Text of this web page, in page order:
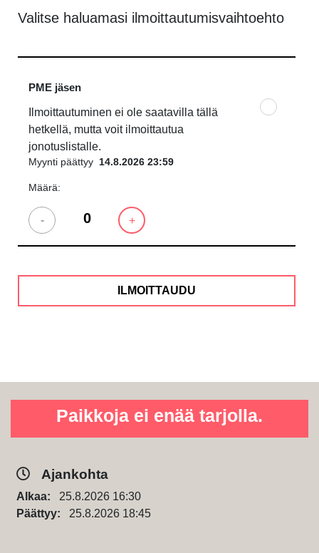
Valitse haluamasi ilmoittautumisvaihtoehto
PME jäsen
Ilmoittautuminen ei ole saatavilla tällä
hetkellä, mutta voit ilmoittautua
jonotuslistalle.
Myynti päättyy 14.8.2026 23:59
Määrä:
- +
Paikkoja ei enää tarjolla.
Ajankohta
Alkaa: 25.8.2026 16:30
Päättyy: 25.8.2026 18:45